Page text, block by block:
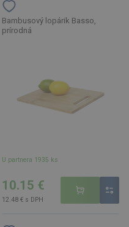
Bambusový lopárik Basso,
prírodná
U partnera 1935 ks
10.15 €
12.48 € s DPH